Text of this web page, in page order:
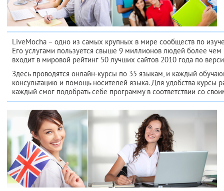
LiveMocha – одно из самых крупных в мире сообществ по
Его услугами пользуется свыше 9 миллионов людей более чем
входит в мировой рейтинг 50 лучших сайтов 2010 года по
Здесь проводятся онлайн-курсы по 35 языкам, и каждый
консультацию и помощь носителей языка. Для удобства курсы
каждый смог подобрать себе программу в соответствии со